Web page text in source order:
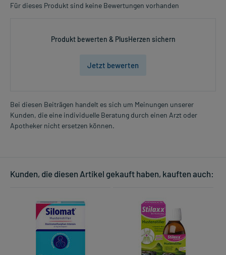
Für dieses Produkt sind keine Bewertungen vorhanden
Produkt bewerten & PlusHerzen sichern
Jetzt bewerten
Bei diesen Beiträgen handelt es sich um Meinungen unserer
Kunden, die eine individuelle Beratung durch einen Arzt oder
Apotheker nicht ersetzen können.
Kunden, die diesen Artikel gekauft haben, kauften auch: